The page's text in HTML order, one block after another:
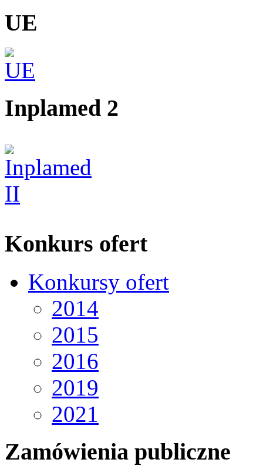
UE
Inplamed 2
Konkurs ofert
Konkursy ofert
2014
2015
2016
2019
2021
Zamówienia publiczne